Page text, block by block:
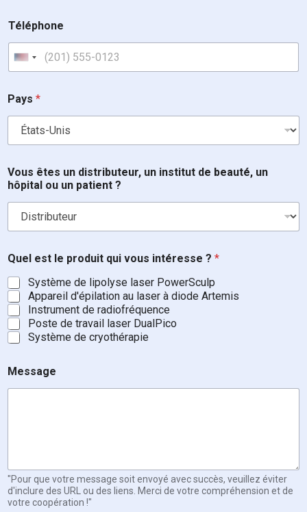
Téléphone
United States +1
Pays *
Vous êtes un distributeur, un institut de beauté, un
hôpital ou un patient ?
Quel est le produit qui vous intéresse ? *
Système de lipolyse laser PowerSculp
Appareil d'épilation au laser à diode Artemis
Instrument de radiofréquence
Poste de travail laser DualPico
Système de cryothérapie
i
s
o
r
b
Message
"Pour que votre message soit envoyé avec succès, veuillez éviter
d'inclure des URL ou des liens. Merci de votre compréhension et de
votre coopération !"